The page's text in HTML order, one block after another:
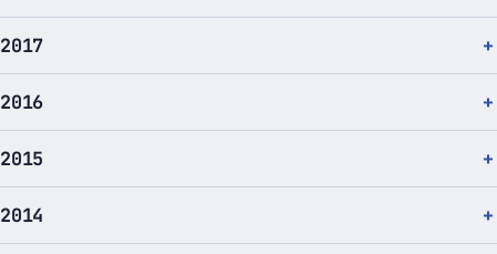
2017
2016
2015
2014